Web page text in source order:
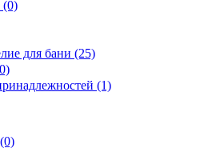
(0)
для бани (25)
(1)